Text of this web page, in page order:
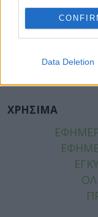
Data Deletion
ΧΡΗΣΙΜΑ